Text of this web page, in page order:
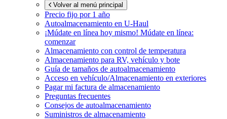
Volver al menú principal
Precio fijo por 1 año
Autoalmacenamiento en U-Haul
¡Múdate en línea hoy mismo! Múdate en línea:
comenzar
Almacenamiento con control de temperatura
Almacenamiento para RV, vehículo y bote
Guía de tamaños de autoalmacenamiento
Acceso en vehículo/Almacenamiento en exteriores
Pagar mi factura de almacenamiento
Preguntas frecuentes
Consejos de autoalmacenamiento
Suministros de almacenamiento